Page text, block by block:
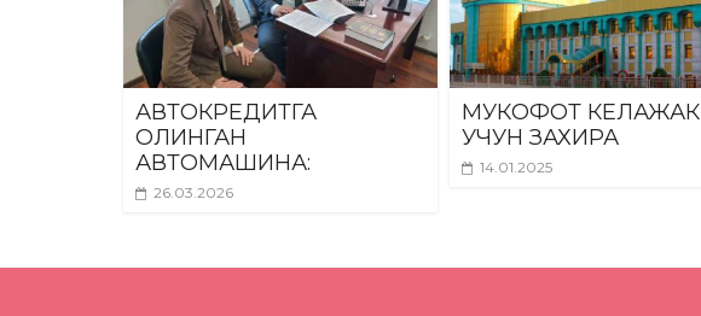
АВТОКРЕДИТГА
ОЛИНГАН
АВТОМАШИНА:
26.03.2026
МУКОФОТ КЕЛАЖАК
УЧУН ЗАХИРА
14.01.2025